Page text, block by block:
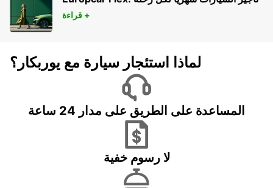
قراءة +
لماذا استئجار سيارة مع يوربكار؟
المساعدة على الطريق على مدار 24 ساعة
لا رسوم خفية